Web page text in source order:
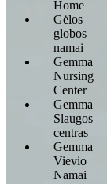
Home
Gėlos
globos
namai
Gemma
Nursing
Center
Gemma
Slaugos
centras
Gemma
Vievio
Namai